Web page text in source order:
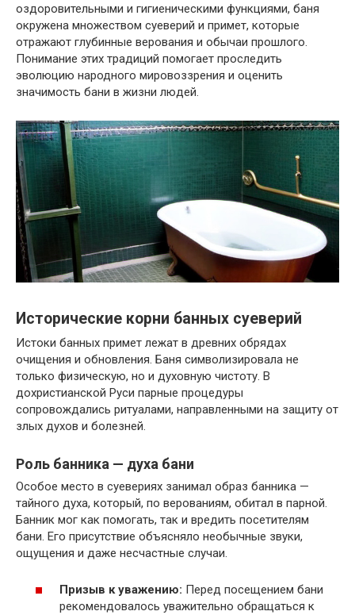
оздоровительными и гигиеническими функциями, баня
окружена множеством суеверий и примет, которые
отражают глубинные верования и обычаи прошлого.
Понимание этих традиций помогает проследить
эволюцию народного мировоззрения и оценить
значимость бани в жизни людей.
Исторические корни банных суеверий
Истоки банных примет лежат в древних обрядах
очищения и обновления. Баня символизировала не
только физическую, но и духовную чистоту. В
дохристианской Руси парные процедуры
сопровождались ритуалами, направленными на защиту от
злых духов и болезней.
Роль банника — духа бани
Особое место в суевериях занимал образ банника —
тайного духа, который, по верованиям, обитал в парной.
Банник мог как помогать, так и вредить посетителям
бани. Его присутствие объясняло необычные звуки,
ощущения и даже несчастные случаи.
Призыв к уважению: Перед посещением бани
рекомендовалось уважительно обращаться к